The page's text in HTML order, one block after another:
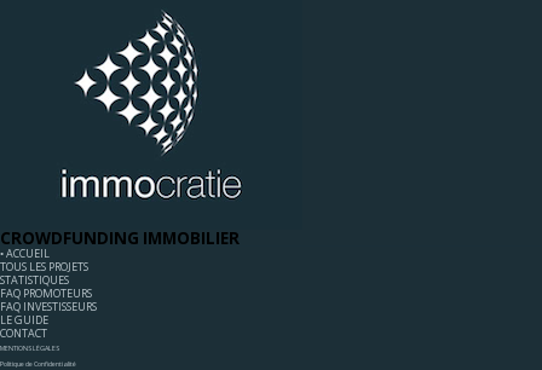
CROWDFUNDING IMMOBILIER
◦ ACCUEIL
TOUS LES PROJETS
STATISTIQUES
FAQ PROMOTEURS
FAQ INVESTISSEURS
LE GUIDE
CONTACT
MENTIONS LÉGALES
Politique de Confidentialité